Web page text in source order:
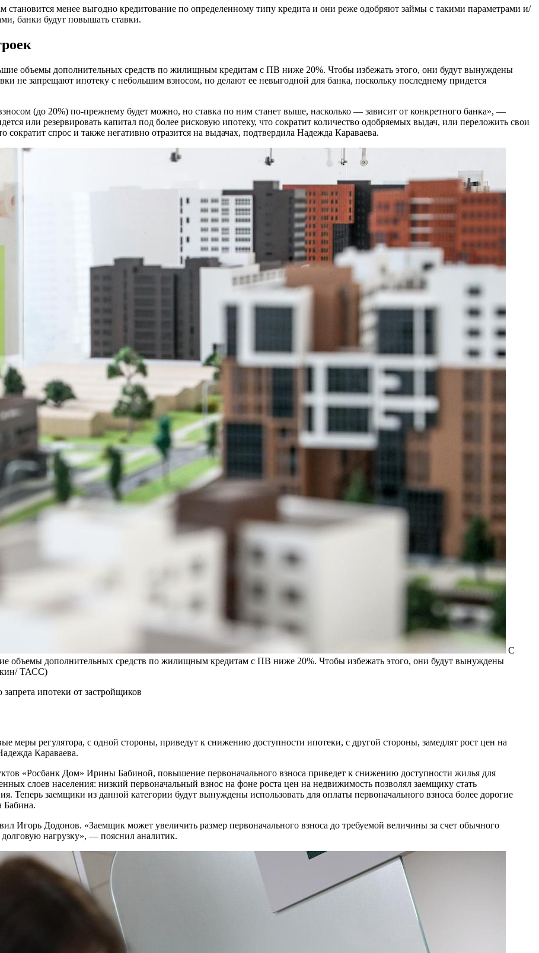
менее выгодно кредитование по определенному типу кредита и они реже одобряют займы с такими параметрами и/
банки будут повышать ставки.
объемы дополнительных средств по жилищным кредитам с ПВ ниже 20%. Чтобы избежать этого, они будут вынуждены
не запрещают ипотеку с небольшим взносом, но делают ее невыгодной для банка, поскольку последнему придется
(до 20%) по-прежнему будет можно, но ставка по ним станет выше, насколько — зависит от конкретного банка», —
или резервировать капитал под более рисковую ипотеку, что сократит количество одобряемых выдач, или переложить свои
спрос и также негативно отразится на выдачах, подтвердила Надежда Караваева.
С
объемы дополнительных средств по жилищным кредитам с ПВ ниже 20%. Чтобы избежать этого, они будут вынуждены
ТАСС)
ипотеки от застройщиков
регулятора, с одной стороны, приведут к снижению доступности ипотеки, с другой стороны, замедлят рост цен на
Караваева.
«Росбанк Дом» Ирины Бабиной, повышение первоначального взноса приведет к снижению доступности жилья для
слоев населения: низкий первоначальный взнос на фоне роста цен на недвижимость позволял заемщику стать
Теперь заемщики из данной категории будут вынуждены использовать для оплаты первоначального взноса более дорогие
Бабина.
Игорь Додонов. «Заемщик может увеличить размер первоначального взноса до требуемой величины за счет обычного
долговую нагрузку», — пояснил аналитик.